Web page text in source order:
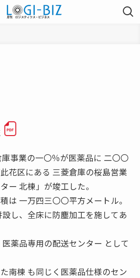
庫事業の一〇％が医薬品に 二〇〇
花区にある 三菱倉庫の桜島営業
ー 北棟」が竣工した。
は 一万四三〇〇平方メートル。
し、全床に防塵加工を施してあ
薬品専用の配送センター として
南棟 も同じく医薬品仕様のセン